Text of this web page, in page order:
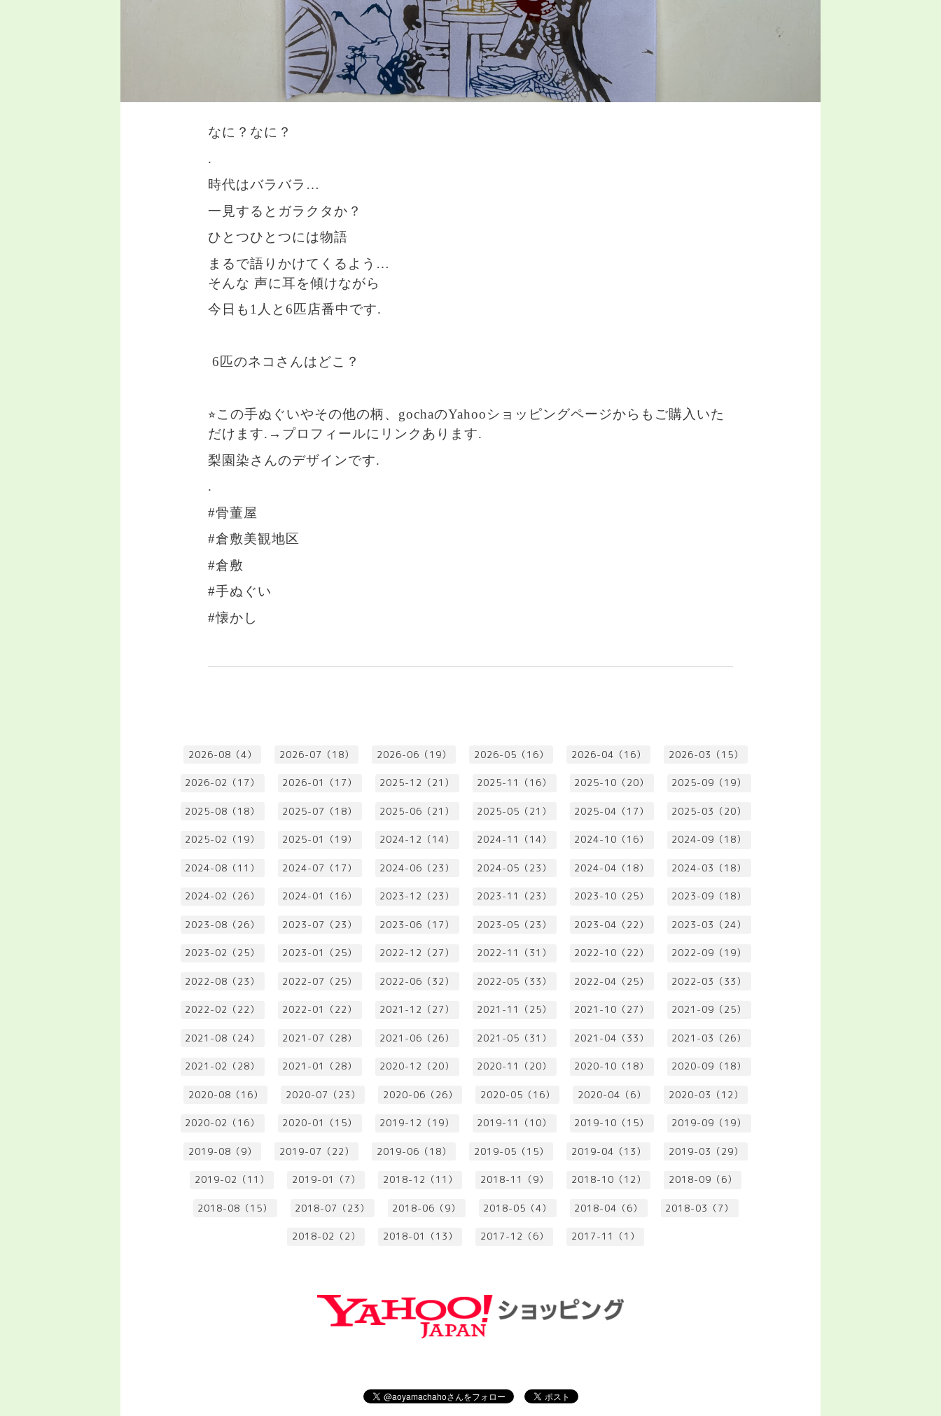
なに？なに？
.
時代はバラバラ…
一見するとガラクタか？
ひとつひとつには物語
まるで語りかけてくるよう…
そんな 声に耳を傾けながら
今日も1人と6匹店番中です.
6匹のネコさんはどこ？
⭐︎この手ぬぐいやその他の柄、gochaのYahooショッピングページからもご購入いた
だけます.→プロフィールにリンクあります.
梨園染さんのデザインです.
.
#骨董屋
#倉敷美観地区
#倉敷
#手ぬぐい
#懐かし
2026-08（4） 2026-07（18） 2026-06（19） 2026-05（16） 2026-04（16） 2026-03（15）
2026-02（17） 2026-01（17） 2025-12（21） 2025-11（16） 2025-10（20） 2025-09（19）
2025-08（18） 2025-07（18） 2025-06（21） 2025-05（21） 2025-04（17） 2025-03（20）
2025-02（19） 2025-01（19） 2024-12（14） 2024-11（14） 2024-10（16） 2024-09（18）
2024-08（11） 2024-07（17） 2024-06（23） 2024-05（23） 2024-04（18） 2024-03（18）
2024-02（26） 2024-01（16） 2023-12（23） 2023-11（23） 2023-10（25） 2023-09（18）
2023-08（26） 2023-07（23） 2023-06（17） 2023-05（23） 2023-04（22） 2023-03（24）
2023-02（25） 2023-01（25） 2022-12（27） 2022-11（31） 2022-10（22） 2022-09（19）
2022-08（23） 2022-07（25） 2022-06（32） 2022-05（33） 2022-04（25） 2022-03（33）
2022-02（22） 2022-01（22） 2021-12（27） 2021-11（25） 2021-10（27） 2021-09（25）
2021-08（24） 2021-07（28） 2021-06（26） 2021-05（31） 2021-04（33） 2021-03（26）
2021-02（28） 2021-01（28） 2020-12（20） 2020-11（20） 2020-10（18） 2020-09（18）
2020-08（16） 2020-07（23） 2020-06（26） 2020-05（16） 2020-04（6） 2020-03（12）
2020-02（16） 2020-01（15） 2019-12（19） 2019-11（10） 2019-10（15） 2019-09（19）
2019-08（9） 2019-07（22） 2019-06（18） 2019-05（15） 2019-04（13） 2019-03（29）
2019-02（11） 2019-01（7） 2018-12（11） 2018-11（9） 2018-10（12） 2018-09（6）
2018-08（15） 2018-07（23） 2018-06（9） 2018-05（4） 2018-04（6） 2018-03（7）
2018-02（2） 2018-01（13） 2017-12（6） 2017-11（1）